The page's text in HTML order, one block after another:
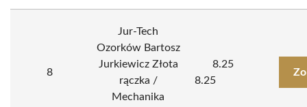
8
Jur-Tech
Ozorków Bartosz
Jurkiewicz Złota
rączka /
Mechanika
8.25
8.25